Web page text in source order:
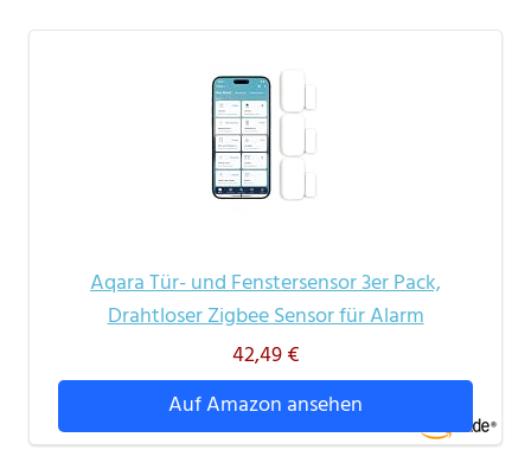
Aqara Tür- und Fenstersensor 3er Pack,
Drahtloser Zigbee Sensor für Alarm
42,49 €
Auf Amazon ansehen